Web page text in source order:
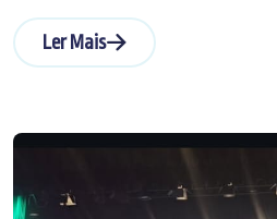
Ler Mais